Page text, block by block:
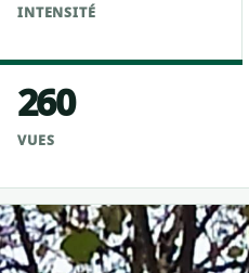
INTENSITÉ
260
VUES